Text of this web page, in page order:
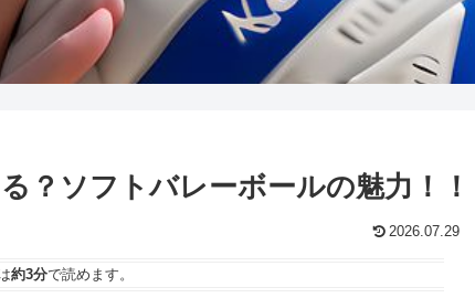
？ソフトバレーボールの魅力！！
2026.07.29
約3分で読めます。